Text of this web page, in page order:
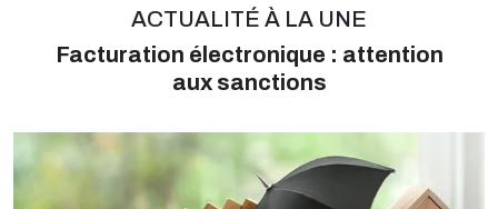
ACTUALITÉ À LA UNE
Facturation électronique : attention
aux sanctions